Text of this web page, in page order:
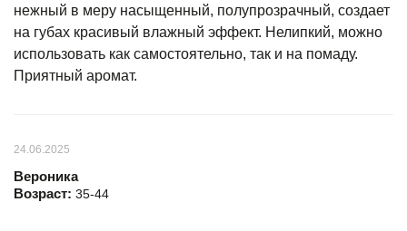
нежный в меру насыщенный, полупрозрачный, создает
на губах красивый влажный эффект. Нелипкий, можно
использовать как самостоятельно, так и на помаду.
Приятный аромат.
24.06.2025
Вероника
Возраст: 35-44